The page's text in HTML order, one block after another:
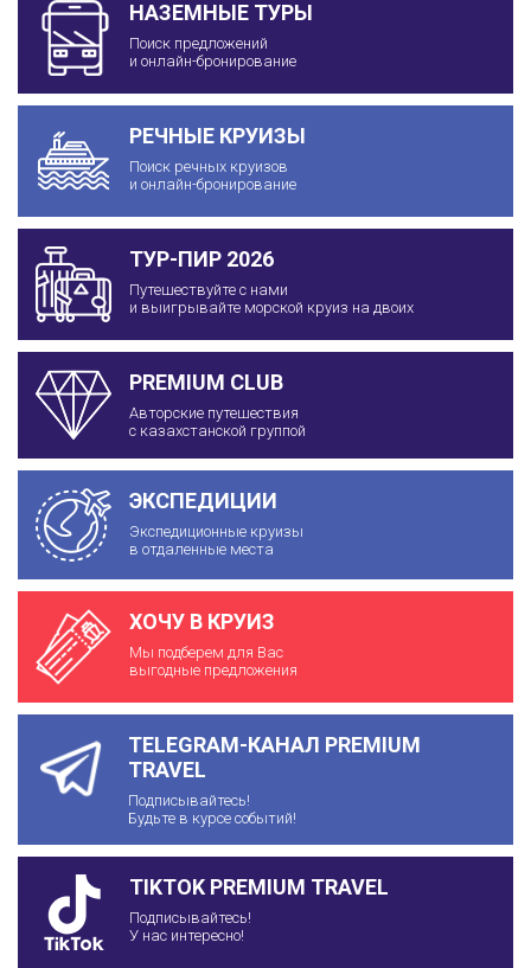
НАЗЕМНЫЕ ТУРЫ
Поиск предложений
и онлайн-бронирование
РЕЧНЫЕ КРУИЗЫ
Поиск речных круизов
и онлайн-бронирование
ТУР-ПИР 2026
Путешествуйте с нами
и выигрывайте морской круиз на двоих
PREMIUM CLUB
Авторские путешествия
с казахстанской группой
ЭКСПЕДИЦИИ
Экспедиционные круизы
в отдаленные места
ХОЧУ В КРУИЗ
Мы подберем для Вас
выгодные предложения
TELEGRAM-КАНАЛ PREMIUM
TRAVEL
Подписывайтесь!
Будьте в курсе событий!
TIKTOK PREMIUM TRAVEL
Подписывайтесь!
У нас интересно!